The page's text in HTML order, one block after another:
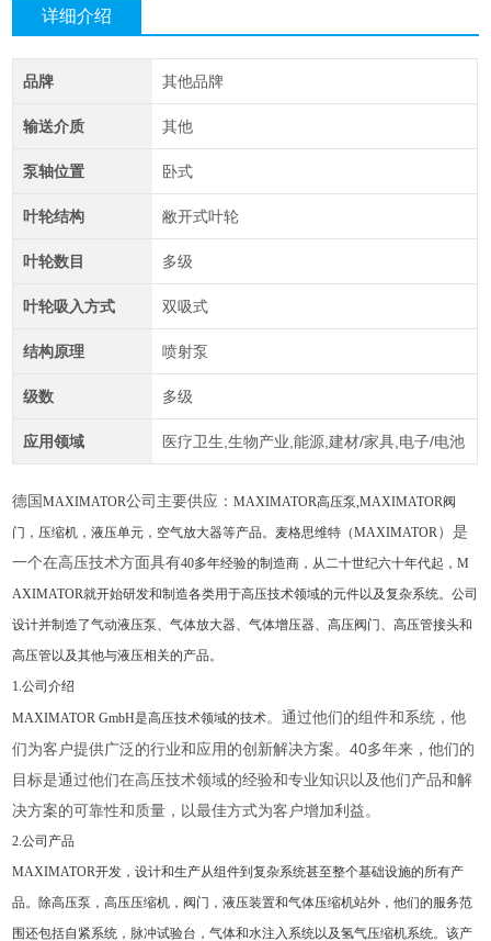
详细介绍
品牌 其他品牌
输送介质 其他
泵轴位置 卧式
叶轮结构 敝开式叶轮
叶轮数目 多级
叶轮吸入方式 双吸式
结构原理 喷射泵
级数 多级
应用领域 医疗卫生,生物产业,能源,建材/家具,电子/电池
德国MAXIMATOR公司主要供应：MAXIMATOR高压泵,MAXIMATOR阀
门，压缩机，液压单元，空气放大器等产品。麦格思维特（MAXIMATOR）是
一个在高压技术方面具有40多年经验的制造商，从二十世纪六十年代起，M
AXIMATOR就开始研发和制造各类用于高压技术领域的元件以及复杂系统。公司
设计并制造了气动液压泵、气体放大器、气体增压器、高压阀门、高压管接头和
高压管以及其他与液压相关的产品。
1.公司介绍
MAXIMATOR GmbH是高压技术领域的技术。通过他们的组件和系统，他
们为客户提供广泛的行业和应用的创新解决方案。40多年来，他们的
目标是通过他们在高压技术领域的经验和专业知识以及他们产品和解
决方案的可靠性和质量，以最佳方式为客户增加利益。
2.公司产品
MAXIMATOR开发，设计和生产从组件到复杂系统甚至整个基础设施的所有产
品。除高压泵，高压压缩机，阀门，液压装置和气体压缩机站外，他们的服务范
围还包括自紧系统，脉冲试验台，气体和水注入系统以及氢气压缩机系统。该产